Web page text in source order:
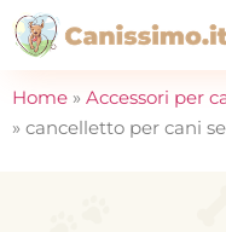
Home » Accessori per
» cancelletto per cani